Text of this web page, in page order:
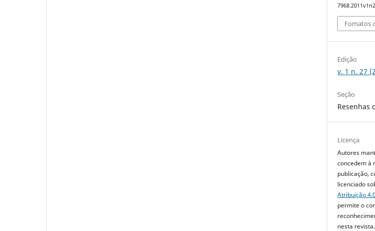
Fomatos
Edição
v. 1 n. 27
Seção
Resenhas
Licença
Autores
concedem à
publicação,
licenciado
Atribuição
permite o
nesta revista.